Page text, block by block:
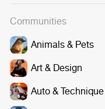
Communities
Animals & Pets
Art & Design
Auto & Technique